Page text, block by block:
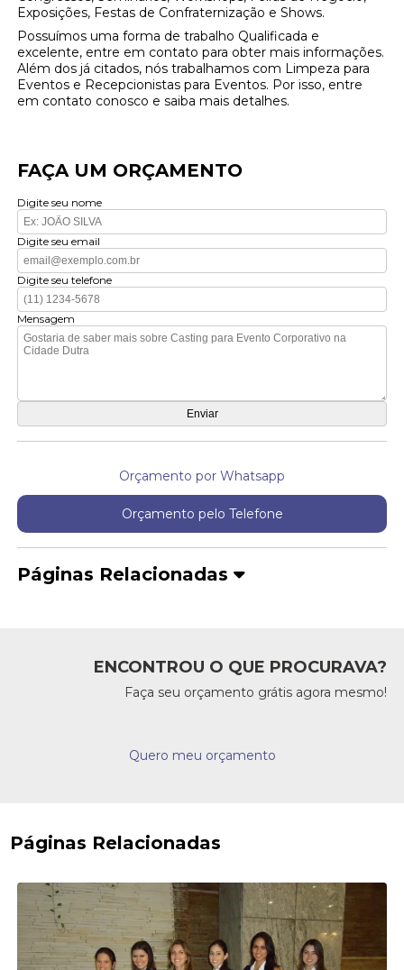
Exposições, Festas de Confraternização e Shows.
Possuímos uma forma de trabalho Qualificada e
excelente, entre em contato para obter mais informações.
Além dos já citados, nós trabalhamos com Limpeza para
Eventos e Recepcionistas para Eventos. Por isso, entre
em contato conosco e saiba mais detalhes.
FAÇA UM ORÇAMENTO
Digite seu nome
Digite seu email
Digite seu telefone
Mensagem
Orçamento por Whatsapp
Orçamento pelo Telefone
Páginas Relacionadas
ENCONTROU O QUE PROCURAVA?
Faça seu orçamento grátis agora mesmo!
Quero meu orçamento
Páginas Relacionadas